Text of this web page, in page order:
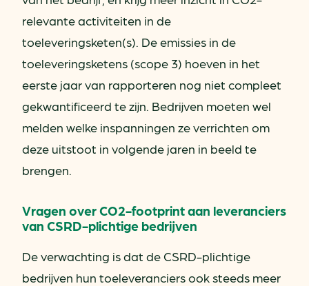
relevante activiteiten in de
toeleveringsketen(s). De emissies in de
toeleveringsketens (scope 3) hoeven in het
eerste jaar van rapporteren nog niet compleet
gekwantificeerd te zijn. Bedrijven moeten wel
melden welke inspanningen ze verrichten om
deze uitstoot in volgende jaren in beeld te
brengen.
Vragen over CO2-footprint aan leveranciers
van CSRD-plichtige bedrijven
De verwachting is dat de CSRD-plichtige
bedrijven hun toeleveranciers ook steeds meer